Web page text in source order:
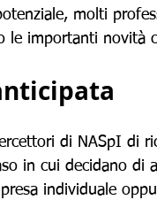
molti
le importanti novità
di NASpI di
in cui decidano di
individuale